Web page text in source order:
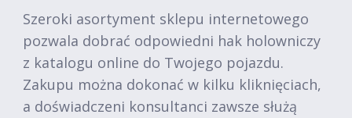
Szeroki asortyment sklepu internetowego
pozwala dobrać odpowiedni hak holowniczy
z katalogu online do Twojego pojazdu.
Zakupu można dokonać w kilku kliknięciach,
a doświadczeni konsultanci zawsze służą